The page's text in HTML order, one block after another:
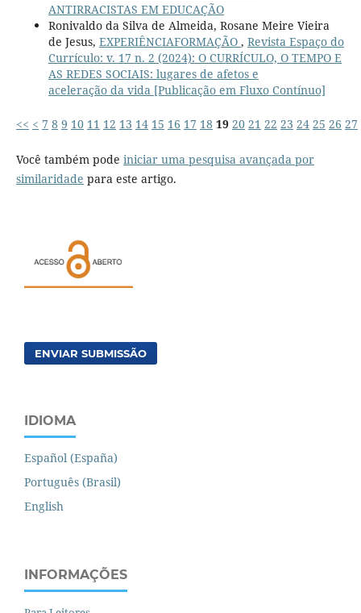
ANTIRRACISTAS EM EDUCAÇÃO
Ronivaldo da Silva de Almeida, Rosane Meire Vieira
de Jesus, EXPERIÊNCIAFORMAÇÃO , Revista Espaço do
Currículo: v. 17 n. 2 (2024): O CURRÍCULO, O TEMPO E
AS REDES SOCIAIS: lugares de afetos e
aceleração da vida [Publicação em Fluxo Contínuo]
<< < 7 8 9 10 11 12 13 14 15 16 17 18 19 20 21 22 23 24 25 26 27
Você também pode iniciar uma pesquisa avançada por
similaridade para este artigo.
ENVIAR SUBMISSÃO
IDIOMA
Español (España)
Português (Brasil)
English
INFORMAÇÕES